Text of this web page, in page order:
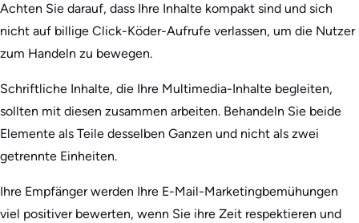
Achten Sie darauf, dass Ihre Inhalte kompakt sind und sich
nicht auf billige Click-Köder-Aufrufe verlassen, um die Nutzer
zum Handeln zu bewegen.
Schriftliche Inhalte, die Ihre Multimedia-Inhalte begleiten,
sollten mit diesen zusammen arbeiten. Behandeln Sie beide
Elemente als Teile desselben Ganzen und nicht als zwei
getrennte Einheiten.
Ihre Empfänger werden Ihre E-Mail-Marketingbemühungen
viel positiver bewerten, wenn Sie ihre Zeit respektieren und